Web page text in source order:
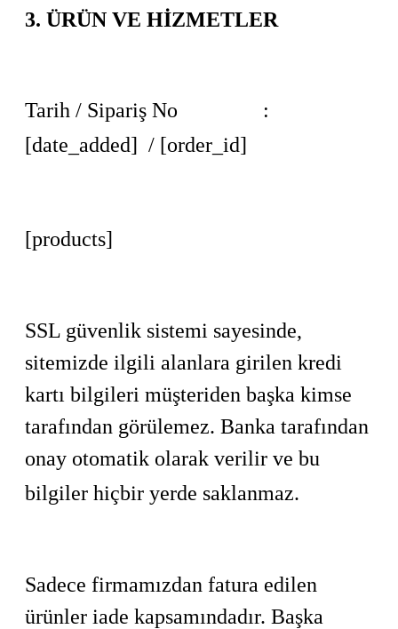
3. ÜRÜN VE HİZMETLER
Tarih / Sipariş No :
[date_added] / [order_id]
[products]
SSL güvenlik sistemi sayesinde,
sitemizde ilgili alanlara girilen kredi
kartı bilgileri müşteriden başka kimse
tarafından görülemez. Banka tarafından
onay otomatik olarak verilir ve bu
bilgiler hiçbir yerde saklanmaz.
Sadece firmamızdan fatura edilen
ürünler iade kapsamındadır. Başka